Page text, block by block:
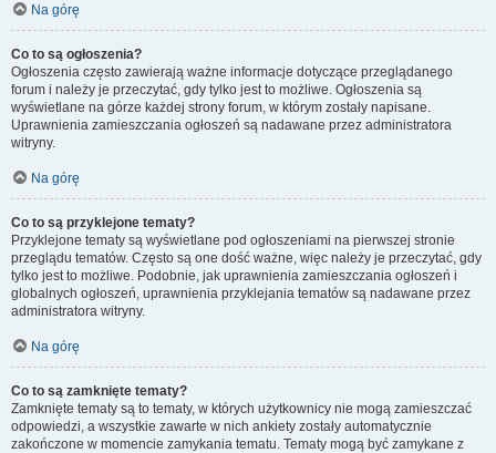
Na górę
Co to są ogłoszenia?
Ogłoszenia często zawierają ważne informacje dotyczące przeglądanego
forum i należy je przeczytać, gdy tylko jest to możliwe. Ogłoszenia są
wyświetlane na górze każdej strony forum, w którym zostały napisane.
Uprawnienia zamieszczania ogłoszeń są nadawane przez administratora
witryny.
Na górę
Co to są przyklejone tematy?
Przyklejone tematy są wyświetlane pod ogłoszeniami na pierwszej stronie
przeglądu tematów. Często są one dość ważne, więc należy je przeczytać, gdy
tylko jest to możliwe. Podobnie, jak uprawnienia zamieszczania ogłoszeń i
globalnych ogłoszeń, uprawnienia przyklejania tematów są nadawane przez
administratora witryny.
Na górę
Co to są zamknięte tematy?
Zamknięte tematy są to tematy, w których użytkownicy nie mogą zamieszczać
odpowiedzi, a wszystkie zawarte w nich ankiety zostały automatycznie
zakończone w momencie zamykania tematu. Tematy mogą być zamykane z